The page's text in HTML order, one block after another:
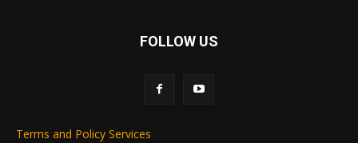
FOLLOW US
Terms and Policy Services